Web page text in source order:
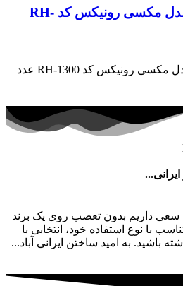
دم باریک 6 اینچ سرکج مدل مکسی رونیکس کد RH-
سعی داریم بدون تعصب روی یک برند
با نوع استفاده خود، انتخابی با
باشید. به امید ساختن ایرانی آباد...